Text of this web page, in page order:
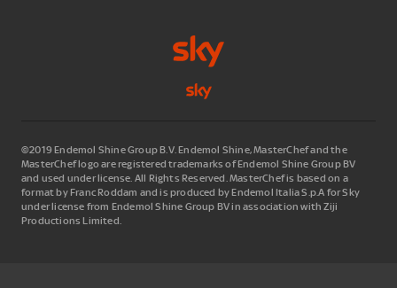
©2019 Endemol Shine Group B.V. Endemol Shine, MasterChef and the
MasterChef logo are registered trademarks of Endemol Shine Group BV
and used under license. All Rights Reserved. MasterChef is based on a
format by Franc Roddam and is produced by Endemol Italia S.p.A for Sky
under license from Endemol Shine Group BV in association with Ziji
Productions Limited.